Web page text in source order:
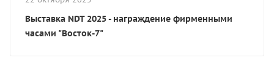
Выставка NDT 2025 - награждение фирменными
часами "Восток-7"